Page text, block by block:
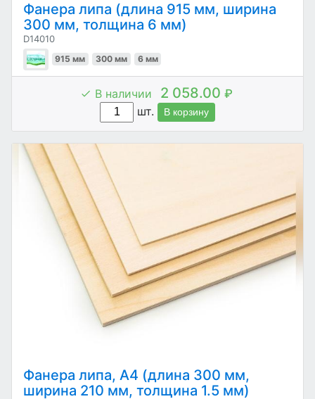
Фанера липа (длина 915 мм, ширина
300 мм, толщина 6 мм)
D14010
915 мм 300 мм 6 мм
В наличии 2 058.00 ₽
шт.
В корзину
Фанера липа, А4 (длина 300 мм,
ширина 210 мм, толщина 1.5 мм)